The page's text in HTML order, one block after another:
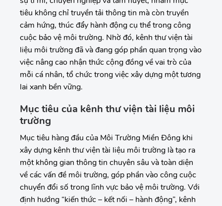
tiêu không chỉ truyền tải thông tin mà còn truyền
cảm hứng, thúc đẩy hành động cụ thể trong công
cuộc bảo vệ môi trường. Nhờ đó, kênh thư viện tài
liệu môi trường đã và đang góp phần quan trọng vào
việc nâng cao nhận thức cộng đồng về vai trò của
mỗi cá nhân, tổ chức trong việc xây dựng một tương
lai xanh bền vững.
Mục tiêu của kênh thư viện tài liệu môi
trường
Mục tiêu hàng đầu của Môi Trường Miền Đông khi
xây dựng kênh thư viện tài liệu môi trường là tạo ra
một không gian thông tin chuyên sâu và toàn diện
về các vấn đề môi trường, góp phần vào công cuộc
chuyển đổi số trong lĩnh vực bảo vệ môi trường. Với
định hướng “kiến thức – kết nối – hành động”, kênh